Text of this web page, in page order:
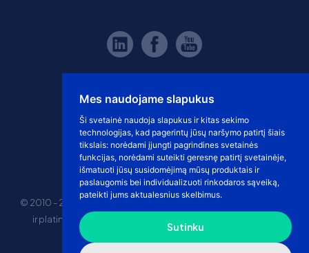
Mes naudojame slapukus
Ši svetainė naudoja slapukus ir kitas sekimo
technologijas, kad pagerintų jūsų naršymo patirtį šiais
tikslais: norėdami įjungti pagrindines svetainės
funkcijas, norėdami suteikti geresnę patirtį svetainėje,
išmatuoti jūsų susidomėjimą mūsų produktais ir
paslaugomis bei individualizuoti rinkodaros sąveiką,
pateikti jums aktualesnius skelbimus.
Sutinku
© 2010 - 2026 eshoprent prekinis ženklas saugomas. Kopijuoti
ir platinti svetainės turinį be sutikimo griežtai draudžiama.